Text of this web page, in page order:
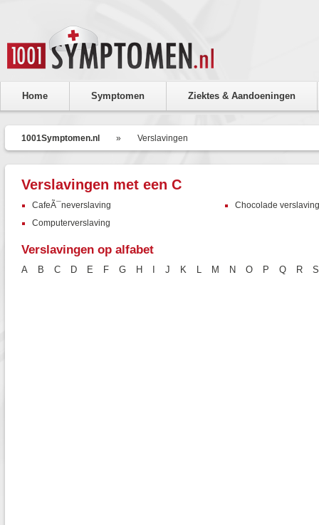
Home Symptomen Ziektes & Aandoeningen
1001Symptomen.nl » Verslavingen
Verslavingen met een C
CafeÃ¯neverslaving
Chocolade verslaving
Computerverslaving
Verslavingen op alfabet
A B C D E F G H J K L M N O P Q R S